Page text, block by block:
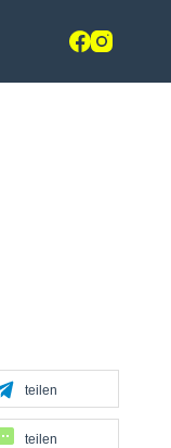
teilen
teilen